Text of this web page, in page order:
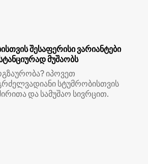
შესაფერისი ვარიანტები
მუშაობს
იპოვეთ
სტუმრობისთვის
და სამუშაო სივრცით.